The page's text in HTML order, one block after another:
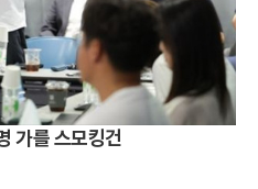
가를 스모킹건